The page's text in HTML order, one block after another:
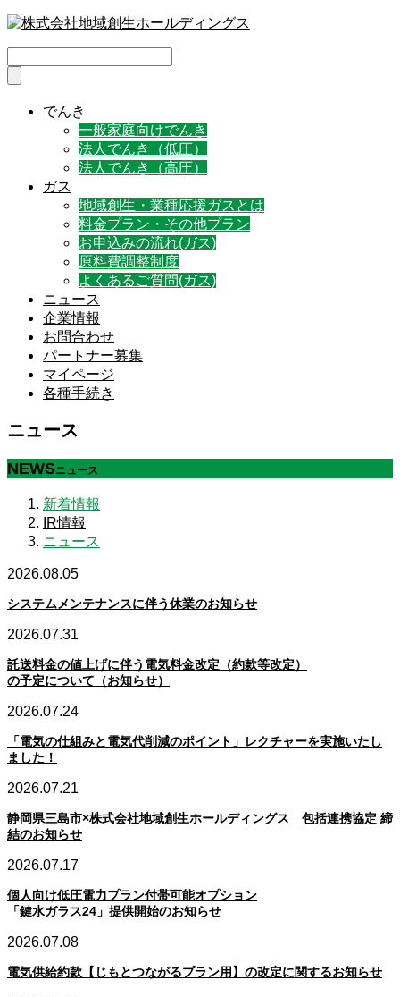
でんき
一般家庭向けでんき
法人でんき（低圧）
法人でんき（高圧）
ガス
地域創生・業種応援ガスとは
料金プラン・その他プラン
お申込みの流れ(ガス)
原料費調整制度
よくあるご質問(ガス)
ニュース
企業情報
お問合わせ
パートナー募集
マイページ
各種手続き
ニュース
NEWSニュース
新着情報
IR情報
ニュース
2026.08.05
システムメンテナンスに伴う休業のお知らせ
2026.07.31
託送料金の値上げに伴う電気料金改定（約款等改定）
の予定について（お知らせ）
2026.07.24
「電気の仕組みと電気代削減のポイント」レクチャーを実施いたし
ました！
2026.07.21
静岡県三島市×株式会社地域創生ホールディングス 包括連携協定 締
結のお知らせ
2026.07.17
個人向け低圧電力プラン付帯可能オプション
「鍵水ガラス24」提供開始のお知らせ
2026.07.08
電気供給約款【じもとつながるプラン用】の改定に関するお知らせ